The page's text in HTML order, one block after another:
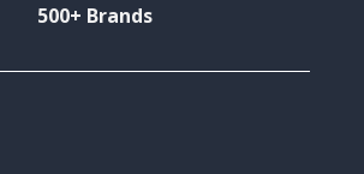
500+ Brands